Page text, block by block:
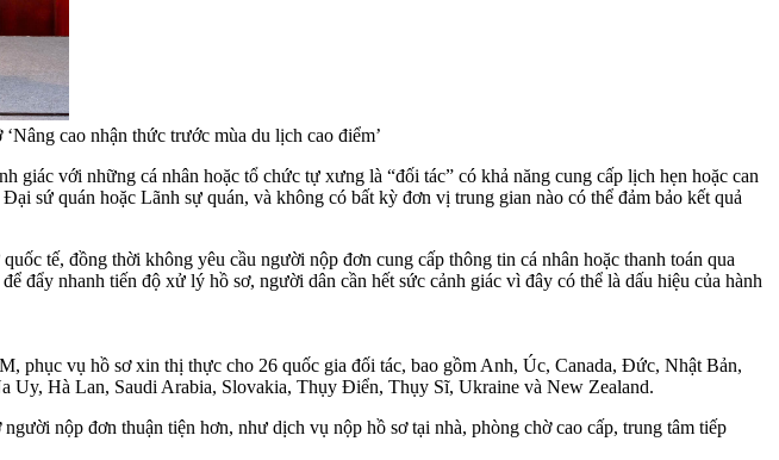
cao nhận thức trước mùa du lịch cao điểm’
với những cá nhân hoặc tổ chức tự xưng là “đối tác” có khả năng cung cấp lịch hẹn hoặc can
sứ quán hoặc Lãnh sự quán, và không có bất kỳ đơn vị trung gian nào có thể đảm bảo kết quả
tế, đồng thời không yêu cầu người nộp đơn cung cấp thông tin cá nhân hoặc thanh toán qua
đẩy nhanh tiến độ xử lý hồ sơ, người dân cần hết sức cảnh giác vì đây có thể là dấu hiệu của hành
phục vụ hồ sơ xin thị thực cho 26 quốc gia đối tác, bao gồm Anh, Úc, Canada, Đức, Nhật Bản,
Hà Lan, Saudi Arabia, Slovakia, Thụy Điển, Thụy Sĩ, Ukraine và New Zealand.
nộp đơn thuận tiện hơn, như dịch vụ nộp hồ sơ tại nhà, phòng chờ cao cấp, trung tâm tiếp